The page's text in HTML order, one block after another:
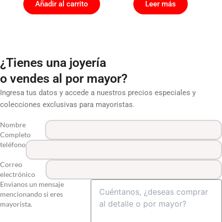
Añadir al carrito Leer más
¿Tienes una joyería
o vendes al por mayor?
Ingresa tus datos y accede a nuestros precios especiales y
colecciones exclusivas para mayoristas.
Nombre
Completo
teléfono
Correo
electrónico
Envianos un mensaje
mencionando si eres
mayorista.